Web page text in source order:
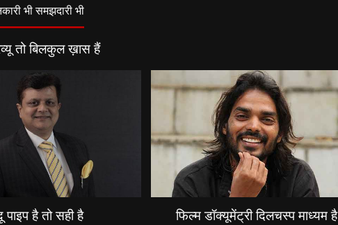
भी समझदारी भी
तो बिलकुल ख़ास हैं
पाइप है तो सही है फिल्म डॉक्यूमेंट्री दिलचस्प माध्यम है